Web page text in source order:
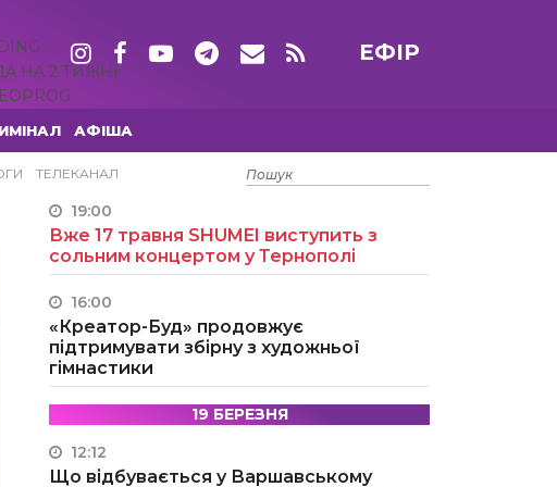
НА 2 ТИЖНІ
ЕФІР
АФІША
ТЕЛЕКАНАЛ
15 ТРАВНЯ
19:00
Вже 17 травня SHUMEI виступить з
сольним концертом у Тернополі
16:00
«Креатор-Буд» продовжує
підтримувати збірну з художньої
гімнастики
19 БЕРЕЗНЯ
12:12
Що відбувається у Варшавському